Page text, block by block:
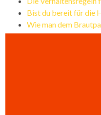
Bist du bereit für die
Wie man dem